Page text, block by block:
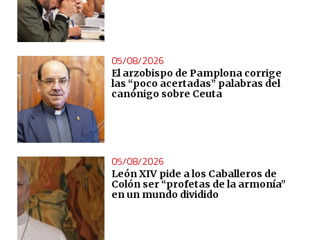
05/08/2026
El arzobispo de Pamplona corrige
las “poco acertadas” palabras del
canónigo sobre Ceuta
05/08/2026
León XIV pide a los Caballeros de
Colón ser “profetas de la armonía”
en un mundo dividido